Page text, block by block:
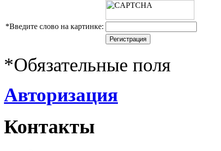
*Введите слово на картинке:
*Обязательные поля
Авторизация
Контакты